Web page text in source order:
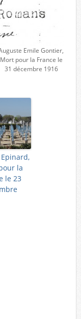
Emile Gontier,
Mort pour la France le
31 décembre 1916
la
le 23